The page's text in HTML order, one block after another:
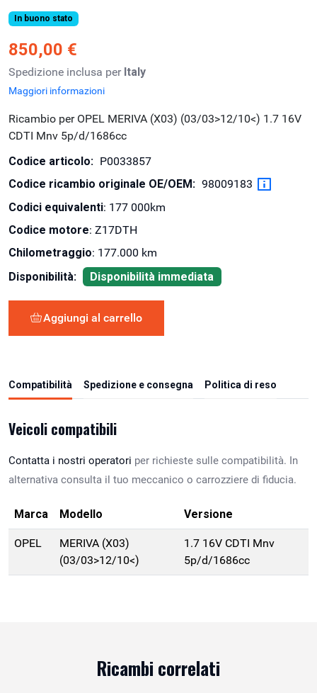
In buono stato
850,00 €
Spedizione inclusa per Italy
Maggiori informazioni
Ricambio per OPEL MERIVA (X03) (03/03>12/10<) 1.7 16V
CDTI Mnv 5p/d/1686cc
Codice articolo: P0033857
Codice ricambio originale OE/OEM: 98009183
Codici equivalenti: 177 000km
Codice motore: Z17DTH
Chilometraggio: 177.000 km
Disponibilità:
Disponibilità immediata
Aggiungi al carrello
Compatibilità Spedizione e consegna Politica di reso
Veicoli compatibili
Contatta i nostri operatori per richieste sulle compatibilità. In
alternativa consulta il tuo meccanico o carrozziere di fiducia.
Marca Modello Versione
OPEL
MERIVA (X03)
(03/03>12/10<)
1.7 16V CDTI Mnv
5p/d/1686cc
Ricambi correlati